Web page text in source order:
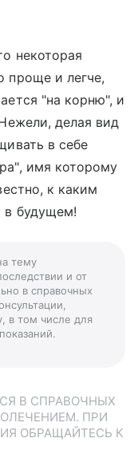
некоторая
проще и легче,
"на корню", и
делая вид
в себе
имя которому
к каким
в будущем!
тему
и от
в справочных
в том числе для
В СПРАВОЧНЫХ
ПРИ
ОБРАЩАЙТЕСЬ К